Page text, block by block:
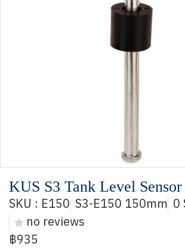
KUS S3 Tank Level Sensor
SKU : E150 S3-E150 150mm 0
no reviews
฿935